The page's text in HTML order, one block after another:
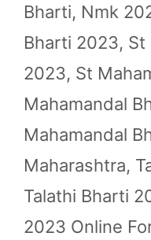
Bharti, Nmk
Bharti 2023, St
2023, St
Mahamandal
Mahamandal
Maharashtra,
Talathi Bharti
2023 Online